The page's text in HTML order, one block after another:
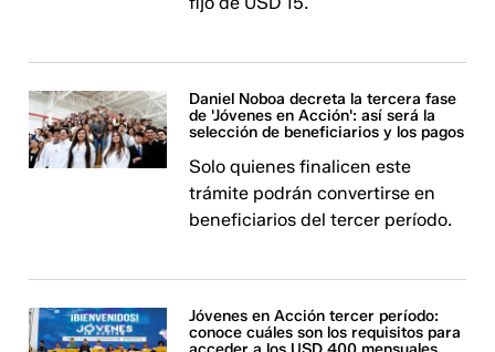
Daniel Noboa decreta la tercera fase
de 'Jóvenes en Acción': así será la
selección de beneficiarios y los pagos
Solo quienes finalicen este
trámite podrán convertirse en
beneficiarios del tercer período.
Jóvenes en Acción tercer período:
conoce cuáles son los requisitos para